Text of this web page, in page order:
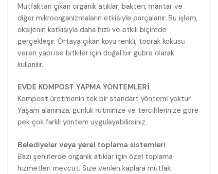
Mutfaktan çıkan organik atıklar; bakteri, mantar ve
diğer mikroorganizmaların etkisiyle parçalanır. Bu işlem,
oksijenin katkısıyla daha hızlı ve etkili biçimde
gerçekleşir. Ortaya çıkan koyu renkli, toprak kokusu
veren yapı ise bitkiler için doğal bir gübre olarak
kullanılır.
EVDE KOMPOST YAPMA YÖNTEMLERİ
Kompost üretmenin tek bir standart yöntemi yoktur.
Yaşam alanınıza, günlük rutininize ve tercihlerinize göre
pek çok farklı yöntem uygulayabilirsiniz.
Belediyeler veya yerel toplama sistemleri
Bazı şehirlerde organik atıklar için özel toplama
hizmetleri mevcut. Size verilen kaplara mutfak